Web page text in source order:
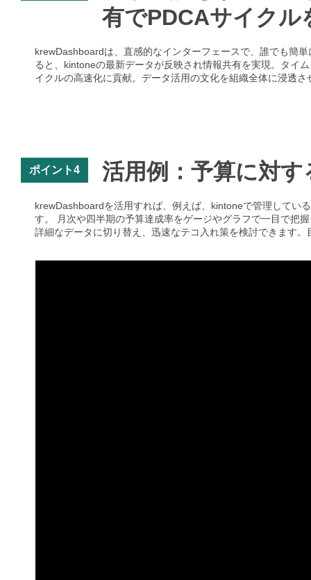
有でPDCAサイクル
krewDashboardは、直感的なインターフェースで、誰でも簡
ると、kintoneの最新データが反映され情報共有を実現。タイ
イクルの高速化に貢献。データ活用の文化を組織全体に浸透さ
ポイント4 活用例：予算に対
krewDashboardを活用すれば、例えば、kintoneで管理してい
す。 月次や四半期の予算達成率をゲージやグラフで一目で把
詳細なデータに切り替え、迅速なテコ入れ策を検討できます